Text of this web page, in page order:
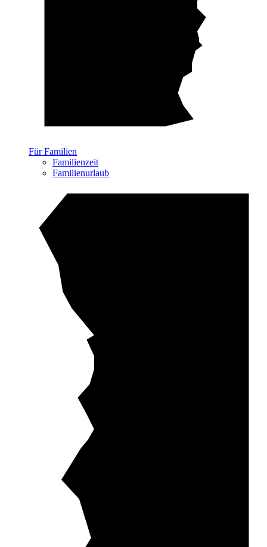
Für Familien
Familienzeit
Familienurlaub